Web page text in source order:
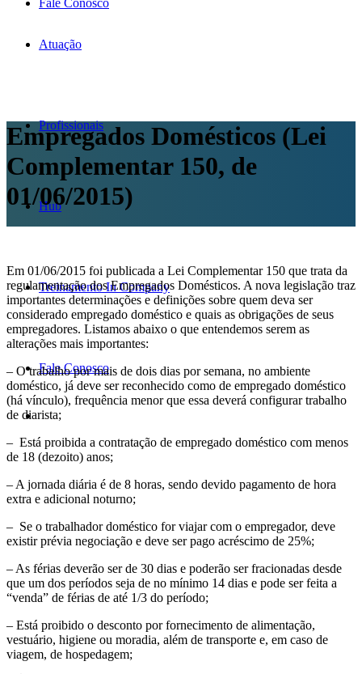
Atuação
Profissionais
Hub
Treinamento In Company
Fale Conosco
Fale Conosco
Empregados Domésticos (Lei
Complementar 150, de
01/06/2015)
Em 01/06/2015 foi publicada a Lei Complementar 150 que trata da
regulamentação dos Empregados Domésticos. A nova legislação traz
importantes determinações e definições sobre quem deva ser
considerado empregado doméstico e quais as obrigações de seus
empregadores. Listamos abaixo o que entendemos serem as
alterações mais importantes:
– Otrabalho por mais de dois dias por semana, no ambiente
doméstico, já deve ser reconhecido como de empregado doméstico
(há vínculo), frequência menor que essa deverá configurar trabalho
de diarista;
– Está proibida a contratação de empregado doméstico com menos
de 18 (dezoito) anos;
– A jornada diária é de 8 horas, sendo devido pagamento de hora
extra e adicional noturno;
– Se o trabalhador doméstico for viajar com o empregador, deve
existir prévia negociação e deve ser pago acréscimo de 25%;
– As férias deverão ser de 30 dias e poderão ser fracionadas desde
que um dos períodos seja de no mínimo 14 dias e pode ser feita a
“venda” de férias de até 1/3 do período;
– Está proibido o desconto por fornecimento de alimentação,
vestuário, higiene ou moradia, além de transporte e, em caso de
viagem, de hospedagem;